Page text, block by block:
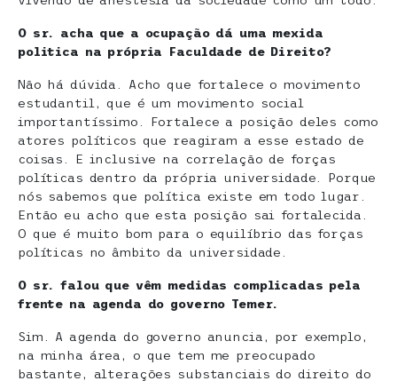
O sr. acha que a ocupação dá uma mexida
politica na própria Faculdade de Direito?
Não há dúvida. Acho que fortalece o movimento
estudantil, que é um movimento social
importantíssimo. Fortalece a posição deles como
atores políticos que reagiram a esse estado de
coisas. E inclusive na correlação de forças
políticas dentro da própria universidade. Porque
nós sabemos que política existe em todo lugar.
Então eu acho que esta posição sai fortalecida.
O que é muito bom para o equilíbrio das forças
políticas no âmbito da universidade.
O sr. falou que vêm medidas complicadas pela
frente na agenda do governo Temer.
Sim. A agenda do governo anuncia, por exemplo,
na minha área, o que tem me preocupado
bastante, alterações substanciais do direito do